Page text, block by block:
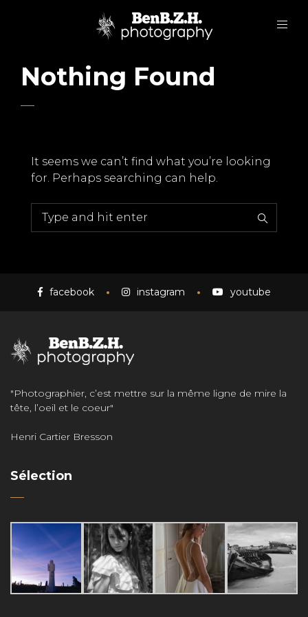
Nothing Found
It seems we can’t find what you’re looking
for. Perhaps searching can help.
facebook instagram youtube
"Photographier, c’est mettre sur la même ligne de mire la
tête, l’oeil et le coeur"
Henri Cartier Bresson
Sélection